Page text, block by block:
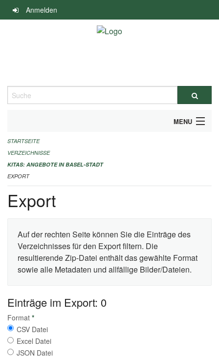
Navigation
überspringen
Anmelden
Suche
MENU
ALLGEMEINE INFORMATIONEN
IMPRESSUM
STARTSEITE
VERZEICHNISSE
KITAS: ANGEBOTE IN BASEL-STADT
EXPORT
Export
Auf der rechten Seite können Sie die Einträge des
Verzeichnisses für den Export filtern. Die
resultierende Zip-Datei enthält das gewählte Format
sowie alle Metadaten und allfällige Bilder/Dateien.
Einträge im Export: 0
Format *
CSV Datei
Excel Datei
JSON Datei